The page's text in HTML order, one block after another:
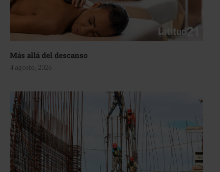
Más allá del descanso
4 agosto, 2026